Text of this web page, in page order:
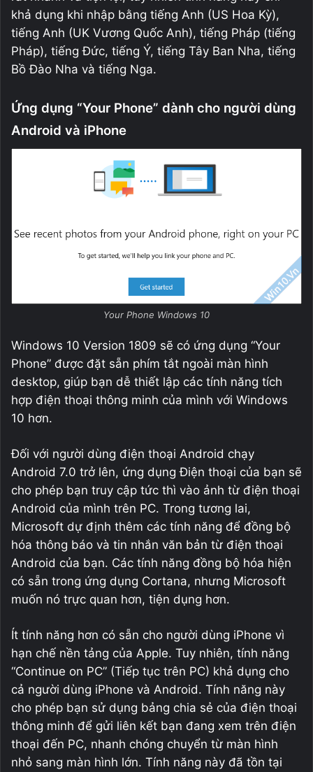
khả dụng khi nhập bằng tiếng Anh (US Hoa Kỳ),
tiếng Anh (UK Vương Quốc Anh), tiếng Pháp (tiếng
Pháp), tiếng Đức, tiếng Ý, tiếng Tây Ban Nha, tiếng
Bồ Đào Nha và tiếng Nga.
Ứng dụng “Your Phone” dành cho người dùng
Android và iPhone
Your Phone Windows 10
Windows 10 Version 1809 sẽ có ứng dụng “Your
Phone” được đặt sẵn phím tắt ngoài màn hình
desktop, giúp bạn dễ thiết lập các tính năng tích
hợp điện thoại thông minh của mình với Windows
10 hơn.
Đối với người dùng điện thoại Android chạy
Android 7.0 trở lên, ứng dụng Điện thoại của bạn sẽ
cho phép bạn truy cập tức thì vào ảnh từ điện thoại
Android của mình trên PC. Trong tương lai,
Microsoft dự định thêm các tính năng để đồng bộ
hóa thông báo và tin nhắn văn bản từ điện thoại
Android của bạn. Các tính năng đồng bộ hóa hiện
có sẵn trong ứng dụng Cortana, nhưng Microsoft
muốn nó trực quan hơn, tiện dụng hơn.
Ít tính năng hơn có sẵn cho người dùng iPhone vì
hạn chế nền tảng của Apple. Tuy nhiên, tính năng
“Continue on PC” (Tiếp tục trên PC) khả dụng cho
cả người dùng iPhone và Android. Tính năng này
cho phép bạn sử dụng bảng chia sẻ của điện thoại
thông minh để gửi liên kết bạn đang xem trên điện
thoại đến PC, nhanh chóng chuyển từ màn hình
nhỏ sang màn hình lớn. Tính năng này đã tồn tại